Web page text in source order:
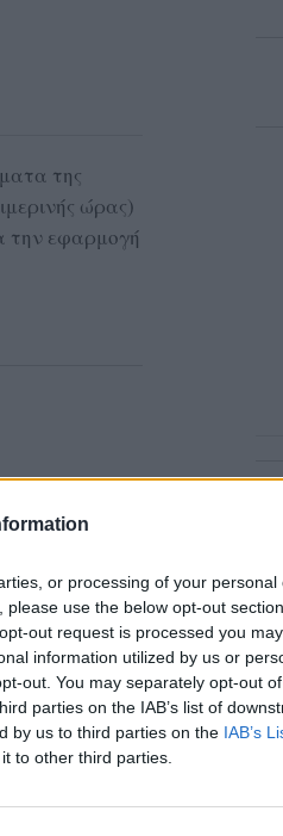
or processing of your personal
use the below opt-out
out request is processed you may
information utilized by us or
out. You may separately opt-out
parties on the IAB’s list of
by us to third parties on the IAB’s
to other third parties.
της
ώρας)
την εφαρμογή